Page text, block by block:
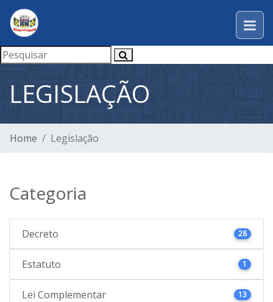
LEGISLAÇÃO
Home Legislação
Categoria
Decreto 28
Estatuto 1
Lei Complementar 13